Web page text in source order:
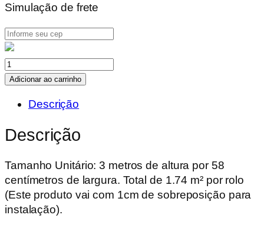
original
era:
R$54,90.
atual
é:
R$39,90.
Simulação de frete
Papel
de
Adesivo
Modelo
Ripado
-
58cm
x
Adicionar ao carrinho
Descrição
Descrição
Tamanho Unitário: 3 metros de altura por 58
centímetros de largura. Total de 1.74 m² por rolo
(Este produto vai com 1cm de sobreposição para
instalação).